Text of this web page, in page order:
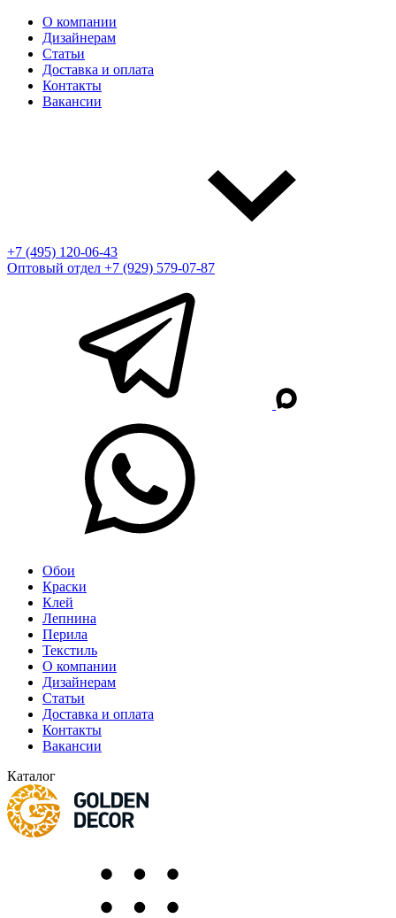
О компании
Дизайнерам
Статьи
Доставка и оплата
Контакты
Вакансии
+7 (495) 120-06-43
Оптовый отдел +7 (929) 579-07-87
Обои
Краски
Клей
Лепнина
Перила
Текстиль
О компании
Дизайнерам
Статьи
Доставка и оплата
Контакты
Вакансии
Каталог